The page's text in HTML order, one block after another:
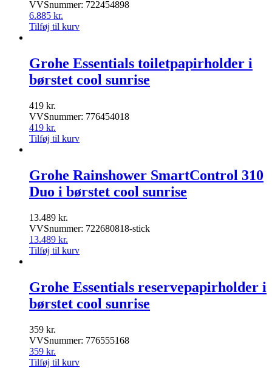
VVSnummer: 722454898
6.885 kr.
Tilføj til kurv
Grohe Essentials toiletpapirholder i
børstet cool sunrise
419 kr.
VVSnummer: 776454018
419 kr.
Tilføj til kurv
Grohe Rainshower SmartControl 310
Duo i børstet cool sunrise
13.489 kr.
VVSnummer: 722680818-stick
13.489 kr.
Tilføj til kurv
Grohe Essentials reservepapirholder i
børstet cool sunrise
359 kr.
VVSnummer: 776555168
359 kr.
Tilføj til kurv